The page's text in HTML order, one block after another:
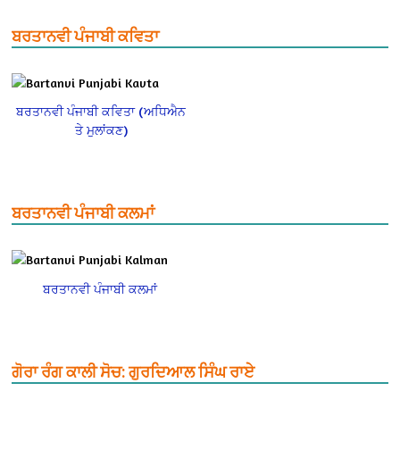
ਬਰਤਾਨਵੀ ਪੰਜਾਬੀ ਕਵਿਤਾ
ਬਰਤਾਨਵੀ ਪੰਜਾਬੀ ਕਵਿਤਾ (ਅਧਿਐਨ
ਤੇ ਮੁਲਾਂਕਣ)
ਬਰਤਾਨਵੀ ਪੰਜਾਬੀ ਕਲਮਾਂ
ਬਰਤਾਨਵੀ ਪੰਜਾਬੀ ਕਲਮਾਂ
ਗੋਰਾ ਰੰਗ ਕਾਲੀ ਸੋਚ: ਗੁਰਦਿਆਲ ਸਿੰਘ ਰਾਏ